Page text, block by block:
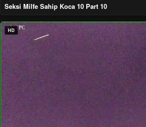
Seksi Milfe Sahip Koca 10 Part 10
HD